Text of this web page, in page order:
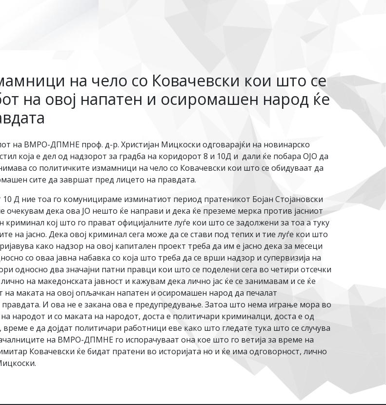
на чело со Ковачевски кои што се
на овој напатен и осиромашен народ ќе
на ВМРО-ДПМНЕ проф. д-р. Христијан Мицкоски одговарајќи на новинарско
која е дел од надзорот за градба на коридорот 8 и 10Д и дали ќе побара ОЈО да
со политичките измамници на чело со Ковачевски кои што се обидуваат да
сите да завршат пред лицето на правдата.
Д ние тоа го комуницираме изминатиот период пратеникот Бојан Стојановски
очекувам дека ова ЈО нешто ќе направи и дека ќе преземе мерка против јасниот
кој што го прават официјалните луѓе кои што се задолжени за тоа а туку
на јасно. Дека овој криминал сега може да се стави под тепих и тие луѓе кои што
како надзор на овој капитален проект треба да им е јасно дека за месеци
со оваа јавна набавка со која што треба да се врши надзор и супервизија на
односно два значајни патни правци кои што се поделени сега во четири отсечки
на македонската јавност и кажувам дека лично јас ќе се занимавам и се ќе
маката на овој опљачкан напатен и осиромашен народ да печалат
И ова не е закана ова е предупредување. Затоа што нема играње мора во
народот и со маката на народот, доста е политичари криминалци, доста е од
е да дојдат политичари работници еве како што гледате тука што се случува
на ВМРО-ДПМНЕ го испорачуваат она кое што го ветија за време на
Ковачевски ќе бидат пратени во историјата но и ќе има одговорност, лично